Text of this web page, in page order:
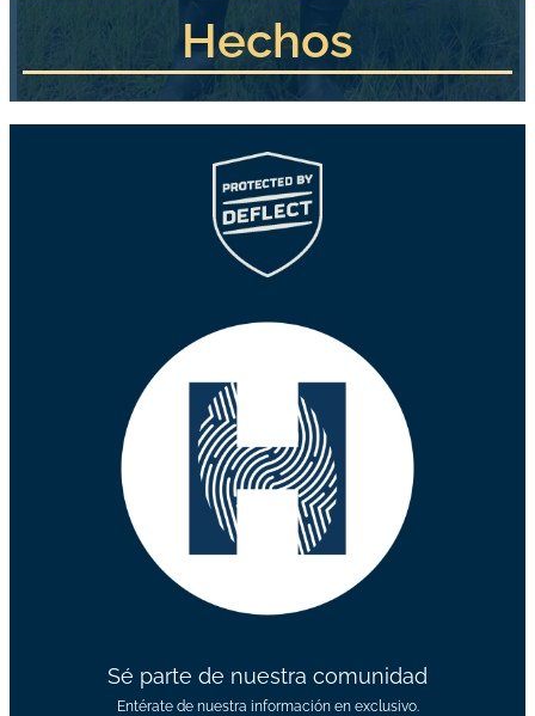
Hechos
Sé parte de nuestra comunidad
Entérate de nuestra información en exclusivo.